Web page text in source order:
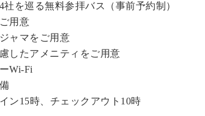
社を巡る無料参拝バス（事前予約制）
用意
ャマをご用意
したアメニティをご用意
Wi-Fi
ン15時、チェックアウト10時